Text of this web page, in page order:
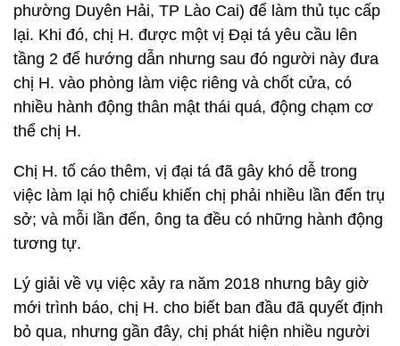
phường Duyên Hải, TP Lào Cai) để làm thủ tục cấp
lại. Khi đó, chị H. được một vị Đại tá yêu cầu lên
tầng 2 để hướng dẫn nhưng sau đó người này đưa
chị H. vào phòng làm việc riêng và chốt cửa, có
nhiều hành động thân mật thái quá, động chạm cơ
thể chị H.
Chị H. tố cáo thêm, vị đại tá đã gây khó dễ trong
việc làm lại hộ chiếu khiến chị phải nhiều lần đến trụ
sở; và mỗi lần đến, ông ta đều có những hành động
tương tự.
Lý giải về vụ việc xảy ra năm 2018 nhưng bây giờ
mới trình báo, chị H. cho biết ban đầu đã quyết định
bỏ qua, nhưng gần đây, chị phát hiện nhiều người